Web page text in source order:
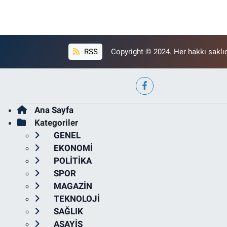
RSS Copyright © 2024. Her hakkı
Ana Sayfa
Kategoriler
GENEL
EKONOMİ
POLİTİKA
SPOR
MAGAZİN
TEKNOLOJİ
SAĞLIK
ASAYİŞ